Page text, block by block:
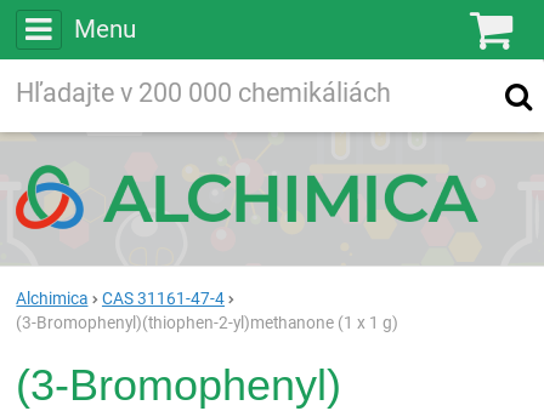
Menu
Vyhľadávanie
Alchimica
CAS 31161-47-4
(3-Bromophenyl)(thiophen-2-yl)methanone (1 x 1 g)
(3-Bromophenyl)